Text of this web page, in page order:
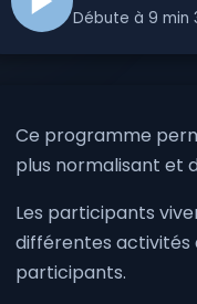
Débute à 9 min
Ce programme
plus normalisant et
Les participants
différentes activités
participants.